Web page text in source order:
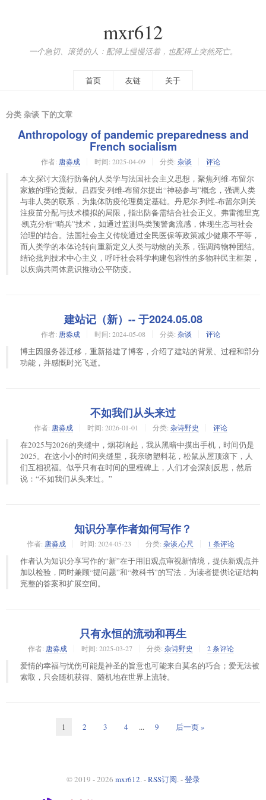
mxr612
一个急切、滚烫的人：配得上慢慢活着，也配得上突然死亡。
首页 友链 关于
分类 杂谈 下的文章
Anthropology of pandemic preparedness and
French socialism
作者: 唐淼成 时间: 2025-04-09 分类: 杂谈 评论
本文探讨大流行防备的人类学与法国社会主义思想，聚焦列维-布留尔
家族的理论贡献。吕西安·列维-布留尔提出“神秘参与”概念，强调人类
与非人类的联系，为集体防疫伦理奠定基础。丹尼尔·列维-布留尔则关
注疫苗分配与技术模拟的局限，指出防备需结合社会正义。弗雷德里克
·凯克分析“哨兵”技术，如通过监测鸟类预警禽流感，体现生态与社会
治理的结合。法国社会主义传统通过全民医保等政策减少健康不平等，
而人类学的本体论转向重新定义人类与动物的关系，强调跨物种团结。
结论批判技术中心主义，呼吁社会科学构建包容性的多物种民主框架，
以疾病共同体意识推动公平防疫。
建站记（新）-- 于2024.05.08
作者: 唐淼成 时间: 2024-05-08 分类: 杂谈 评论
博主因服务器迁移，重新搭建了博客，介绍了建站的背景、过程和部分
功能，并感慨时光飞逝。
不如我们从头来过
作者: 唐淼成 时间: 2026-01-01 分类: 杂诗野史 评论
在2025与2026的夹缝中，烟花响起，我从黑暗中摸出手机，时间仍是
2025。在这小小的时间夹缝里，我亲吻塑料花，松鼠从屋顶滚下，人
们互相祝福。似乎只有在时间的里程碑上，人们才会深刻反思，然后
说：“不如我们从头来过。”
知识分享作者如何写作？
作者: 唐淼成 时间: 2024-05-23 分类: 杂谈 心尺 1 条评论
作者认为知识分享写作的“新”在于用旧观点审视新情境，提供新观点并
加以检验，同时兼顾“提问题”和“教科书”的写法，为读者提供论证结构
完整的答案和扩展空间。
只有永恒的流动和再生
作者: 唐淼成 时间: 2025-03-27 分类: 杂诗野史 2 条评论
爱情的幸福与忧伤可能是神圣的旨意也可能来自莫名的巧合；爱无法被
索取，只会随机获得、随机地在世界上流转。
1 2 3 4 ... 9 后一页 »
© 2019 - 2026 mxr612. -RSS订阅. -登录